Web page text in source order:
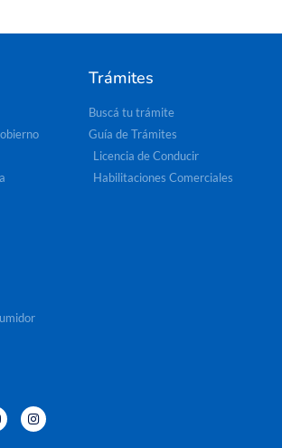
Trámites
Buscá tu trámite
Guía de Trámites
Licencia de Conducir
Habilitaciones Comerciales